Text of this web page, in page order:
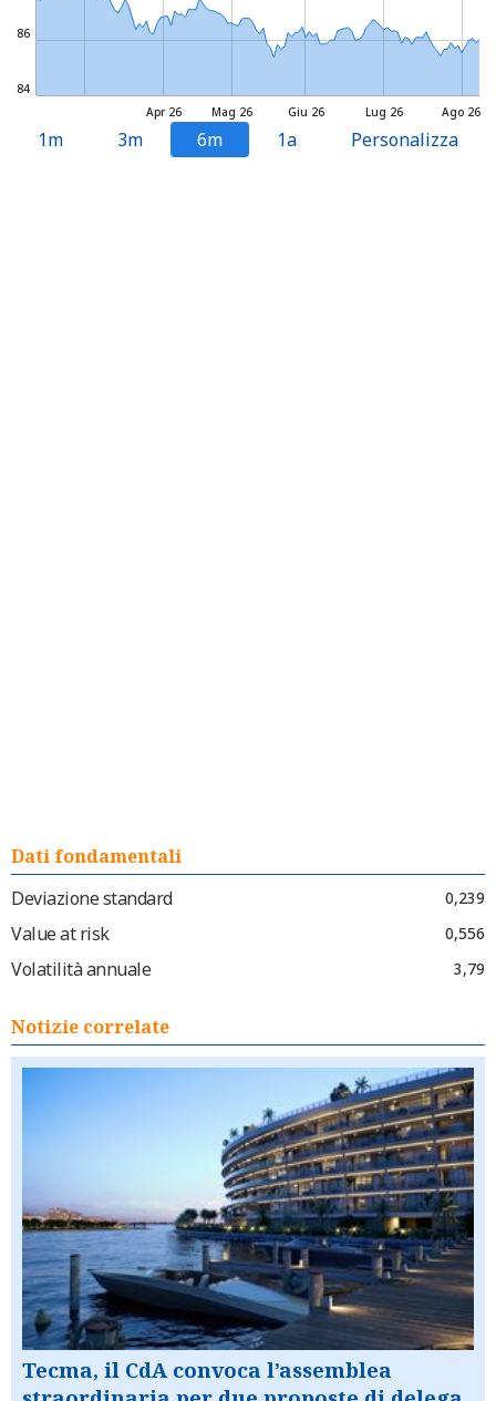
Mag 26 Lug 26
Apr 26 Giu 26 Ago 26
84
86
1m 3m 6m 1a Personalizza
Dati fondamentali
Deviazione standard
0,239
Value at risk 0,556
Volatilità annuale 3,79
Notizie correlate
Tecma, il CdA convoca l’assemblea